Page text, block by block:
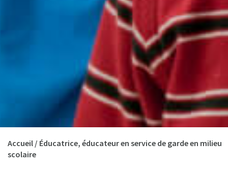
Accueil / Éducatrice, éducateur en service de garde en milieu
scolaire